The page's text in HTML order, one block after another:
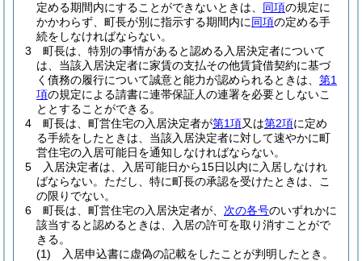
定める期間内にすることができないときは、 同項の規定に
かかわらず、町長が別に指示する期間内に同項の定める手
続をしなければならない。
3
町長は、特別の事情があると認める入居決定者について
は、当該入居決定者に家賃の支払その他賃貸借契約に基づ
く債務の履行について誠意と能力が認められるときは、 第1
項の規定による請書に連帯保証人の連署を必要としないこ
ととすることができる。
4
町長は、町営住宅の入居決定者が第1項又は第2項に定め
る手続をしたときは、当該入居決定者に対して速やかに町
営住宅の入居可能日を通知しなければならない。
5
入居決定者は、入居可能日から15日以内に入居しなけれ
ばならない。 ただし、特に町長の承認を受けたときは、こ
の限りでない。
6
町長は、町営住宅の入居決定者が、 次の各号のいずれかに
該当すると認めるときは、入居の許可を取り消すことがで
きる。
(1)
入居申込書に虚偽の記載をしたことが判明したとき。